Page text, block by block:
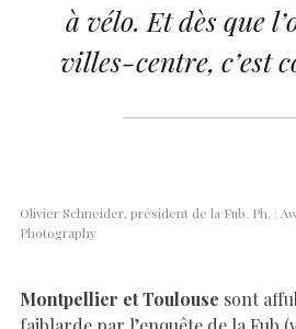
à vélo. Et dès que
villes-centre, c’est
Olivier Schneider, président de la Fub. Ph. :
Photography
Montpellier et Toulouse sont
faiblarde par l’enquête de la Fub